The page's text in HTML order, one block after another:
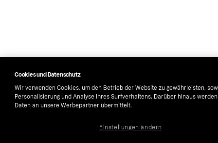
Cookies und Datenschutz
Wir verwenden Cookies, um den Betrieb der Website zu gewährleisten,
Personalisierung und Analyse Ihres Surfverhaltens. Darüber hinaus
Daten an unsere Werbepartner übermittelt.
Einstellungen ändern